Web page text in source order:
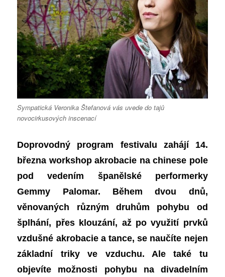
Sympatická Veronika Štefanová vás uvede do tajů
novocirkusových inscenací
Doprovodný program festivalu zahájí 14.
března workshop akrobacie na chinese pole
pod vedením španělské performerky
Gemmy Palomar. Během dvou dnů,
věnovaných různým druhům pohybu od
šplhání, přes klouzání, až po využití prvků
vzdušné akrobacie a tance, se naučíte nejen
základní triky ve vzduchu. Ale také tu
objevíte možnosti pohybu na divadelním